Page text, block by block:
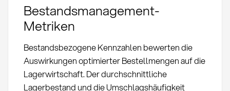
Bestandsmanagement-
Metriken
Bestandsbezogene Kennzahlen bewerten die
Auswirkungen optimierter Bestellmengen auf die
Lagerwirtschaft. Der durchschnittliche
Lagerbestand und die Umschlagshäufigkeit